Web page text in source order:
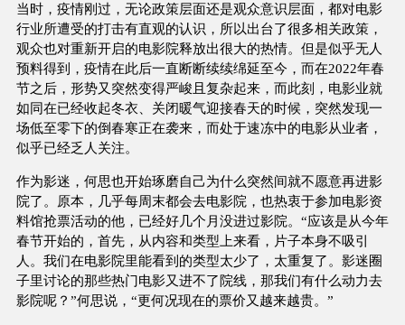
当时，疫情刚过，无论政策层面还是观众意识层面，都对电影
行业所遭受的打击有直观的认识，所以出台了很多相关政策，
观众也对重新开启的电影院释放出很大的热情。但是似乎无人
预料得到，疫情在此后一直断断续续绵延至今，而在2022年春
节之后，形势又突然变得严峻且复杂起来，而此刻，电影业就
如同在已经收起冬衣、关闭暖气迎接春天的时候，突然发现一
场低至零下的倒春寒正在袭来，而处于速冻中的电影从业者，
似乎已经乏人关注。
作为影迷，何思也开始琢磨自己为什么突然间就不愿意再进影
院了。原本，几乎每周末都会去电影院，也热衷于参加电影资
料馆抢票活动的他，已经好几个月没进过影院。“应该是从今年
春节开始的，首先，从内容和类型上来看，片子本身不吸引
人。我们在电影院里能看到的类型太少了，太重复了。影迷圈
子里讨论的那些热门电影又进不了院线，那我们有什么动力去
影院呢？”何思说，“更何况现在的票价又越来越贵。”